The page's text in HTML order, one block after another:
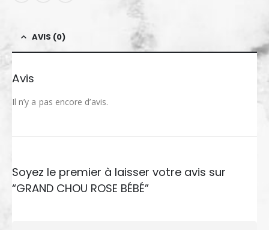
AVIS (0)
Avis
Il n’y a pas encore d’avis.
Soyez le premier à laisser votre avis sur
“GRAND CHOU ROSE BÉBÉ”